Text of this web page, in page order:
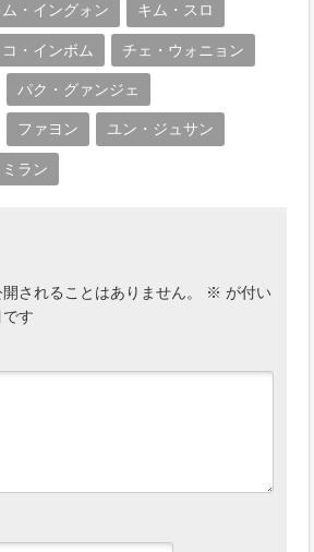
ム・イングォン キム・スロ
コ・インボム チェ・ウォニョン
パク・グァンジェ
ファヨン ユン・ジュサン
ラン
されることはありません。 ※ が付い
す